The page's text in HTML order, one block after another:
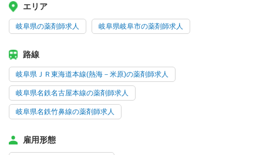
エリア
岐阜県の薬剤師求人 岐阜県岐阜市の薬剤師求人
路線
岐阜県ＪＲ東海道本線(熱海－米原)の薬剤師求人
岐阜県名鉄名古屋本線の薬剤師求人
岐阜県名鉄竹鼻線の薬剤師求人
雇用形態